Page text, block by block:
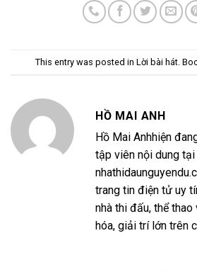
This entry was posted in Lời bài hát.
HỒ MAI ANH
Hồ Mai Anhhiện
tập viên nội dung
trang tin điện tử uy
nhà thi đấu, thể
hóa, giải trí lớn trên